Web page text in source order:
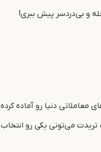
و بی‌دردسر پیش ببری!
می‌تونی یکی رو